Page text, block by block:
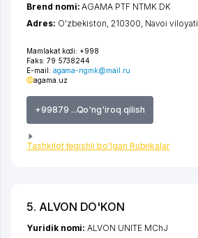
Mamlakat kodi: +998
Faks: 79 5738244
E-mail: agama-ngmk@mail.ru
agama.uz
+99879 ...Qo'ng'iroq qilish
Tashkilot tegishli bo'lgan Rubrikalar
Brend nomi:AGAMA PTF NTMK DK
Adres: O'zbekiston, 210300, Navoi viloyati
5. ALVON DO'KON
Yuridik nomi:ALVON UNITE MChJ